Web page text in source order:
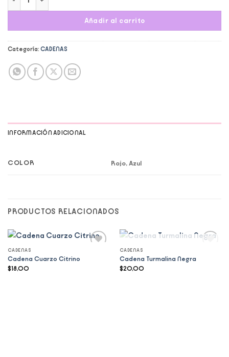
Añadir al carrito
Categoría: CADENAS
INFORMACIÓN ADICIONAL
COLOR Rojo, Azul
PRODUCTOS RELACIONADOS
CADENAS
Cadena Cuarzo Citrino
$18,00
wishlist
SIN EXISTENCIAS
CADENAS
Cadena Turmalina Negra
$20,00